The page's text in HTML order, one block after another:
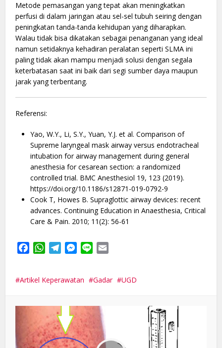
Metode pemasangan yang tepat akan meningkatkan
perfusi di dalam jaringan atau sel-sel tubuh seiring dengan
peningkatan tanda-tanda kehidupan yang diharapkan.
Walau tidak bisa dikatakan sebagai penanganan yang ideal
namun setidaknya kehadiran peralatan seperti SLMA ini
paling tidak akan mampu menjadi solusi dengan segala
keterbatasan saat ini baik dari segi sumber daya maupun
jarak yang terbentang.
Referensi:
Yao, W.Y., Li, S.Y., Yuan, Y.J. et al. Comparison of
Supreme laryngeal mask airway versus endotracheal
intubation for airway management during general
anesthesia for cesarean section: a randomized
controlled trial. BMC Anesthesiol 19, 123 (2019).
https://doi.org/10.1186/s12871-019-0792-9
Cook T, Howes B. Supraglottic airway devices: recent
advances. Continuing Education in Anaesthesia, Critical
Care & Pain. 2010; 11(2): 56-61
FacebookWhatsApp
TelegramMessenger
Line
Artikel Keperawatan Gadar UGD